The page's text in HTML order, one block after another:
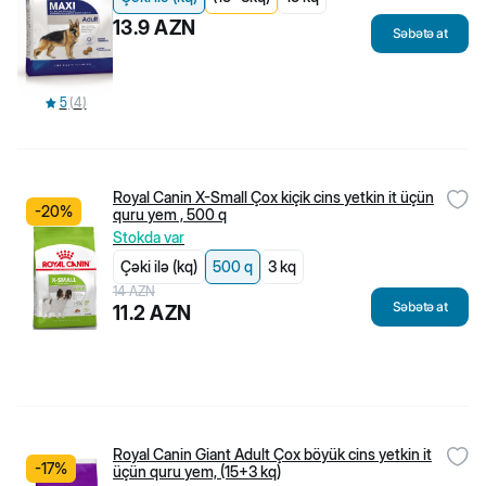
5 (4)
13.9 AZN Səbətə at
-20%
Royal Canin X-Small Çox kiçik cins yetkin it üçün
quru yem , 500 q
Stokda var
Çəki ilə (kq)
500 q 3 kq
14 AZN
11.2 AZN Səbətə at
-17%
Royal Canin Giant Adult Çox böyük cins yetkin it
üçün quru yem, (15+3 kq)
Biopet Shop
Haqqımızda
Çatdırılma və qaytarılma
Məxfilik siyasəti
İstifadəçi razılaşması
Şikayət və təkliflər
Pişiklər üçün quru yem
Pişik Yemləri
Pişik qumları
Bala pişiklər üçün yem
Populyar brendlər
Flexi
Beeztees
Canina
Tez-tez soruşulan suallar
Məhsul dəyərləndirmə qaydaları